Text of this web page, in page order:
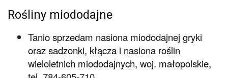
Rośliny miododajne
Tanio sprzedam nasiona miododajnej gryki
oraz sadzonki, kłącza i nasiona roślin
wieloletnich miododajnych, woj. małopolskie,